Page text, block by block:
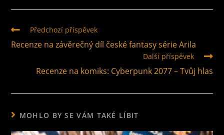
Předchozí příspěvek
Recenze na závěrečný díl české fantasy série Arila
Další příspěvek
Recenze na komiks: Cyberpunk 2077 – Tvůj hlas
MOHLO BY SE VÁM TAKÉ LÍBIT